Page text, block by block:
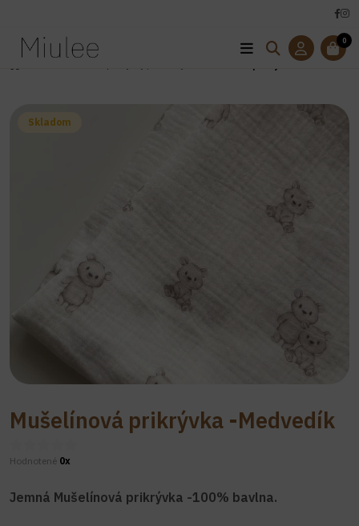
0
Mušelínová prikrývka -Medvedík
Skladom
Mušelínová prikrývka -Medvedík
Hodnotené 0x
Jemná Mušelínová prikrývka -100% bavlna.